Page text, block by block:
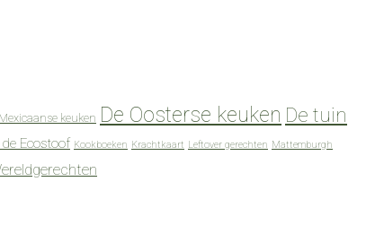
keuken De Oosterse keuken De tuin
Ecostoof Kookboeken Krachtkaart Leftover gerechten Mattemburgh